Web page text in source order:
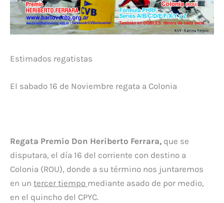
Estimados regatistas
El sabado 16 de Noviembre regata a Colonia
Regata Premio Don Heriberto Ferrara, que se
disputara, el día 16 del corriente con destino a
Colonia (ROU), donde a su término nos juntaremos
en un tercer tiempo mediante asado de por medio,
en el quincho del CPYC.